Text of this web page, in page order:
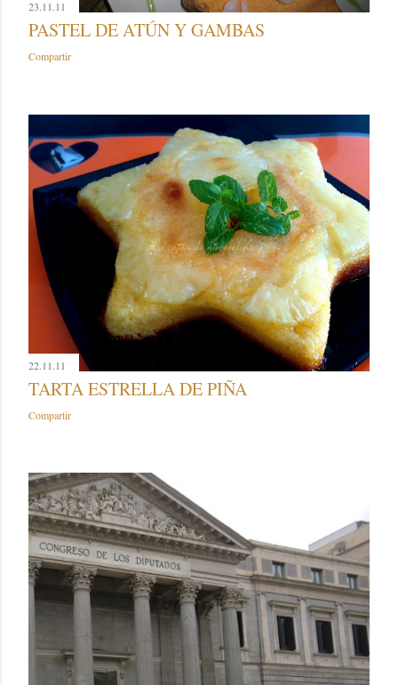
23.11.11
PASTEL DE ATÚN Y GAMBAS
Compartir
22.11.11
TARTA ESTRELLA DE PIÑA
Compartir